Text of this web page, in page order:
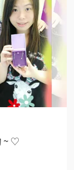
幸福見證 - 找到適合自己的禮物 ~ ♡